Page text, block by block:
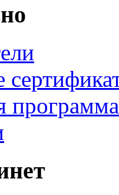
программа